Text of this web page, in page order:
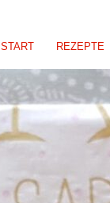
START REZEPTE